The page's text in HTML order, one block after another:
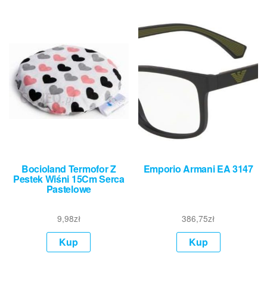
Bocioland Termofor Z
Pestek Wiśni 15Cm Serca
Pastelowe
9,98zł
Kup
Emporio Armani EA 3147
386,75zł
Kup